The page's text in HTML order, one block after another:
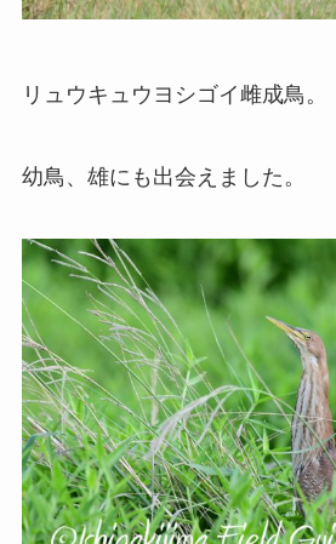
リュウキュウヨシゴイ雌成鳥。
幼鳥、雄にも出会えました。